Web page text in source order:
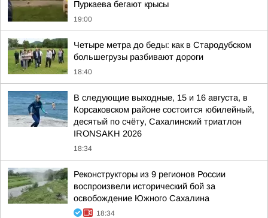
Пуркаева бегают крысы
19:00
Четыре метра до беды: как в Стародубском
большегрузы разбивают дороги
18:40
В следующие выходные, 15 и 16 августа, в
Корсаковском районе состоится юбилейный,
десятый по счёту, Сахалинский триатлон
IRONSAKH 2026
18:34
Реконструкторы из 9 регионов России
воспроизвели исторический бой за
освобождение Южного Сахалина
18:34